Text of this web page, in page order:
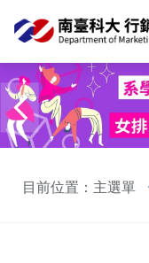
目前位置：主選單
:::